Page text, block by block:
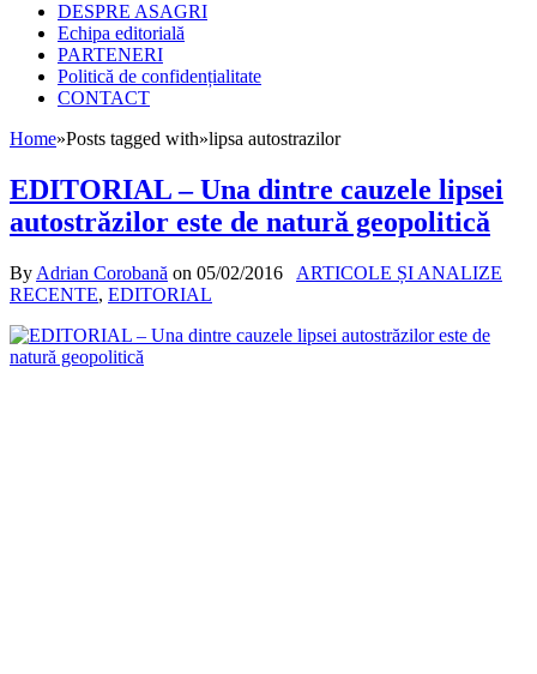
DESPRE ASAGRI
Echipa editorială
PARTENERI
Politică de confidențialitate
CONTACT
Home»Posts tagged with»lipsa autostrazilor
EDITORIAL – Una dintre cauzele lipsei
autostrăzilor este de natură geopolitică
By Adrian Corobană on 05/02/2016
ARTICOLE ȘI ANALIZE
RECENTE, EDITORIAL